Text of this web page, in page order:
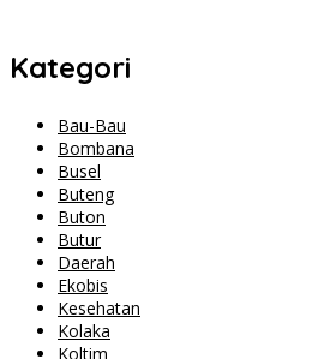
Kategori
Bau-Bau
Bombana
Busel
Buteng
Buton
Butur
Daerah
Ekobis
Kesehatan
Kolaka
Koltim